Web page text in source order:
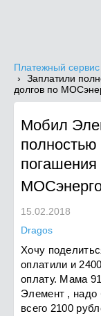
Платежный сервис
Заплатили
долгов по
Мобил
погашения
15.02.2018
Dragos
Хочу
оплатили и
оплату. Мама
Элемент , надо
всего 2100